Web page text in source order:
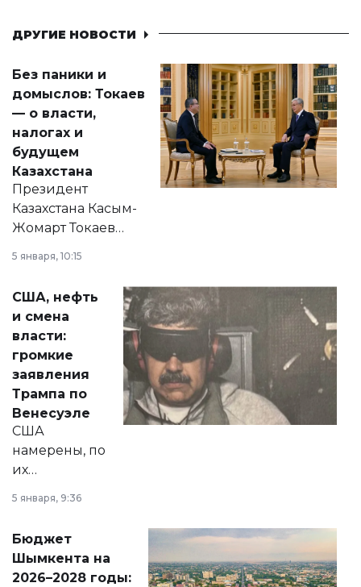
ДРУГИЕ НОВОСТИ
Без паники и
домыслов: Токаев
— о власти,
налогах и
будущем
Казахстана
Президент
Казахстана Касым-
Жомарт Токаев
сразу несколько
актуальных тем —
от слухов о
политических
реформах до
вопросов армии,
экономики и
личного здоровья.
5 января, 10:15
США, нефть
и смена
власти:
громкие
заявления
Трампа по
Венесуэле
США
намерены, по
их
принести
народу
Венесуэлы.
5 января, 9:36
Бюджет
Шымкента на
2026–2028 годы: